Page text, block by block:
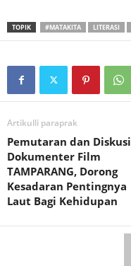
TOPIK #MATAKITA LITERASI
Artikulli paraprak
Pemutaran dan Diskusi
Dokumenter Film
TAMPARANG, Dorong
Kesadaran Pentingnya
Laut Bagi Kehidupan